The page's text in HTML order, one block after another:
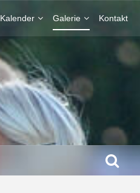
Kalender Galerie Kontakt